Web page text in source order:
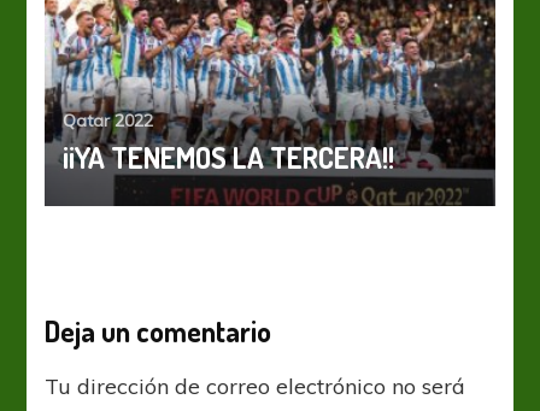
Qatar 2022
¡¡YA TENEMOS LA TERCERA!!
Deja un comentario
Tu dirección de correo electrónico no será